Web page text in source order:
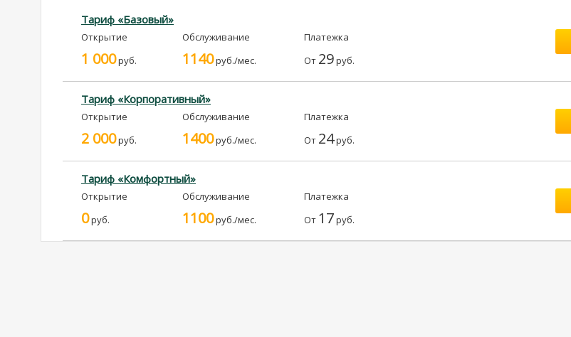
Тариф «Базовый»
Открытие
1 000руб.
Обслуживание
1140руб./мес.
Платежка
От 29руб.
Тариф «Корпоративный»
Открытие
2 000руб.
Обслуживание
1400руб./мес.
Платежка
От 24руб.
Тариф «Комфортный»
Открытие
0руб.
Обслуживание
1100руб./мес.
Платежка
От 17руб.